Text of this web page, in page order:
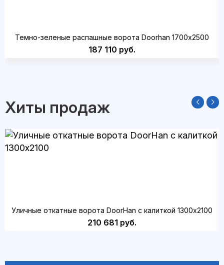
Темно-зеленые распашные ворота Doorhan 1700х2500
187 110 руб.
Хиты продаж
Уличные откатные ворота DoorHan с калиткой 1300х2100
210 681 руб.